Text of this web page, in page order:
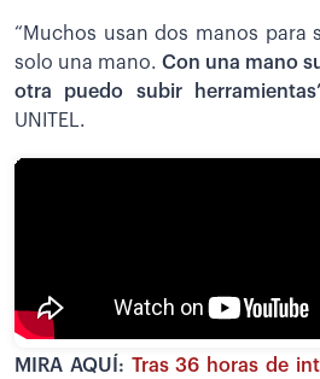
“Muchos usan dos manos para
solo una mano. Con una mano
otra puedo subir
UNITEL.
MIRA AQUÍ: Tras 36 horas de